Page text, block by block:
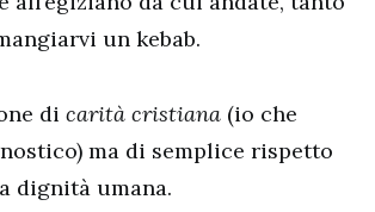
un kebab.
di carità cristiana (io che
ma di semplice rispetto
dignità umana.